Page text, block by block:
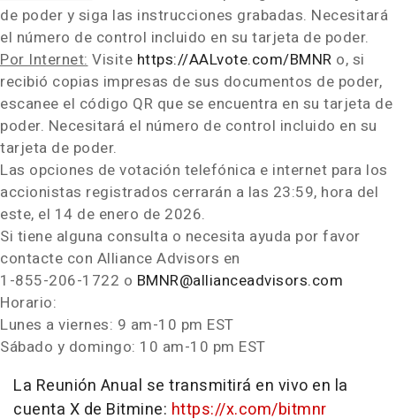
de poder y siga las instrucciones grabadas. Necesitará
el número de control incluido en su tarjeta de poder.
Por Internet:Visite https://AALvote.com/BMNR o, si
recibió copias impresas de sus documentos de poder,
escanee el código QR que se encuentra en su tarjeta de
poder. Necesitará el número de control incluido en su
tarjeta de poder.
Las opciones de votación telefónica e internet para los
accionistas registrados cerrarán a las 23:59, hora del
este, el 14 de enero de 2026.
Si tiene alguna consulta o necesita ayuda por favor
contacte con Alliance Advisors en
1-855-206-1722 o BMNR@allianceadvisors.com
Horario:
Lunes a viernes: 9 am-10 pm EST
Sábado y domingo: 10 am-10 pm EST
La Reunión Anual se transmitirá en vivo en la
cuenta X de Bitmine: https://x.com/bitmnr